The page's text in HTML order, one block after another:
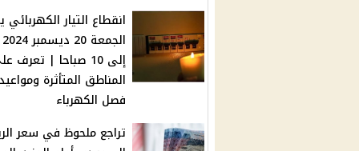
انقطاع التيار الكهربائي
إلى 10 صباحا | تعرف
المناطق المتأثرة
فصل الكهرباء
تراجع ملحوظ في سعر